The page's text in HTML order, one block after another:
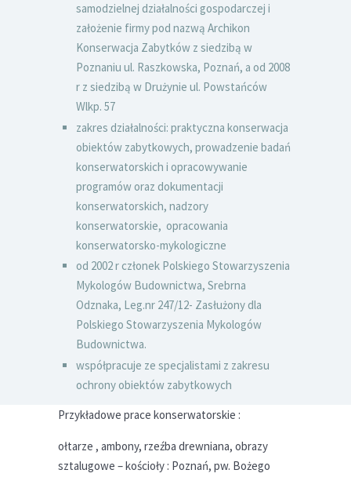
samodzielnej działalności gospodarczej i
założenie firmy pod nazwą Archikon
Konserwacja Zabytków z siedzibą w
Poznaniu ul. Raszkowska, Poznań, a od 2008
r z siedzibą w Drużynie ul. Powstańców
Wlkp. 57
zakres działalności: praktyczna konserwacja
obiektów zabytkowych, prowadzenie badań
konserwatorskich i opracowywanie
programów oraz dokumentacji
konserwatorskich, nadzory
konserwatorskie, opracowania
konserwatorsko-mykologiczne
od 2002 r członek Polskiego Stowarzyszenia
Mykologów Budownictwa, Srebrna
Odznaka, Leg.nr 247/12- Zasłużony dla
Polskiego Stowarzyszenia Mykologów
Budownictwa.
współpracuje ze specjalistami z zakresu
ochrony obiektów zabytkowych
Przykładowe prace konserwatorskie :
ołtarze , ambony, rzeźba drewniana, obrazy
sztalugowe – kościoły : Poznań, pw. Bożego